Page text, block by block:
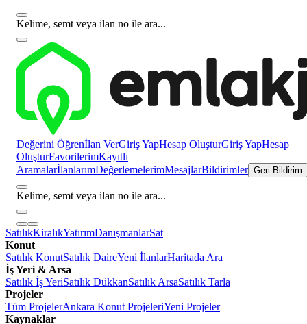
Kelime, semt veya ilan no ile ara...
Değerini Öğrenİlan VerGiriş YapHesap OluşturGiriş YapHesap
OluşturFavorilerimKayıtlı
AramalarİlanlarımDeğerlemelerimMesajlarBildirimler Geri Bildirim
Kelime, semt veya ilan no ile ara...
SatılıkKiralıkYatırımDanışmanlarSat
Konut
Satılık KonutSatılık DaireYeni İlanlarHaritada Ara
İş Yeri & Arsa
Satılık İş YeriSatılık DükkanSatılık ArsaSatılık Tarla
Projeler
Tüm ProjelerAnkara Konut ProjeleriYeni Projeler
Kaynaklar